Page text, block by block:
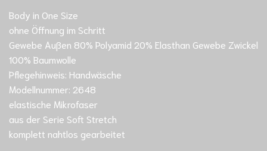
Body in One Size
ohne Öffnung im Schritt
Gewebe Außen 80% Polyamid 20% Elasthan Gewebe Zwickel
100% Baumwolle
Pflegehinweis: Handwäsche
Modellnummer: 2648
elastische Mikrofaser
aus der Serie Soft Stretch
komplett nahtlos gearbeitet